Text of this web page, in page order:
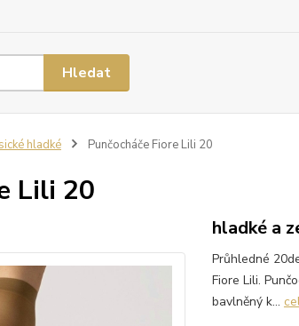
Hledat
hladké Punčocháče Fiore Lili 20
Lili 20
hladké a
Průhledné
Fiore Lili.
bavlněný k...